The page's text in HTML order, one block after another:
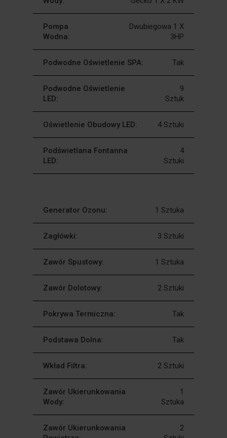
Pompa
Wodna:
Dwubiegowa 1 X
3HP
Podwodne Oświetlenie SPA: Tak
Podwodne Oświetlenie
LED:
9
Sztuk
Oświetlenie Obudowy LED: 4 Sztuki
Podświetlana Fontanna
LED:
4
Sztuki
Generator Ozonu: 1 Sztuka
Zagłówki: 3 Sztuki
Zawór Spustowy: 1 Sztuka
Zawór Dolotowy: 2 Sztuki
Pokrywa Termiczna: Tak
Podstawa Dolna: Tak
Wkład Filtra: 2 Sztuki
Zawór Ukierunkowania
Wody:
1
Sztuka
Zawór Ukierunkowania
2